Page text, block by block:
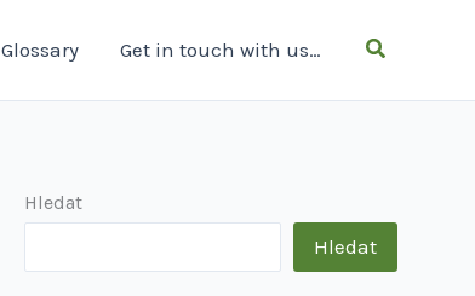
Glossary Get in touch with us… Hledat
Hledat
Hledat